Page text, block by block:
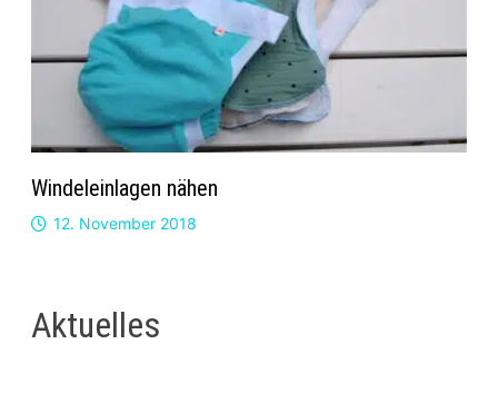
Windeleinlagen nähen
12. November 2018
Aktuelles